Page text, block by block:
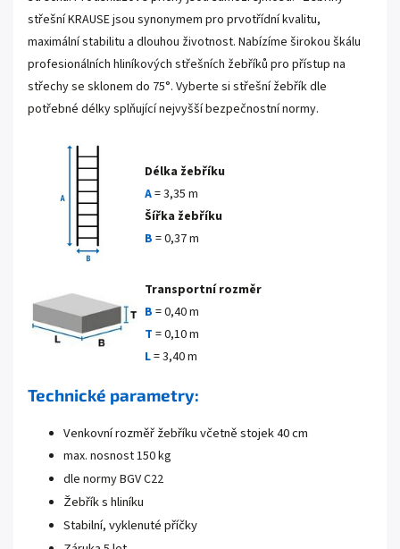
střešní KRAUSE jsou synonymem pro prvotřídní kvalitu,
maximální stabilitu a dlouhou životnost. Nabízíme širokou škálu
profesionálních hliníkových střešních žebříků pro přístup na
střechy se sklonem do 75°. Vyberte si střešní žebřík dle
potřebné délky splňující nejvyšší bezpečnostní normy.
Délka žebříku
A= 3,35 m
Šířka žebříku
B = 0,37 m
Transportní rozměr
B =0,40 m
T =0,10 m
L= 3,40 m
Technické parametry:
Venkovní rozměř žebříku včetně stojek 40 cm
max. nosnost 150 kg
dle normy BGV C22
Žebřík s hliníku
Stabilní, vyklenuté příčky